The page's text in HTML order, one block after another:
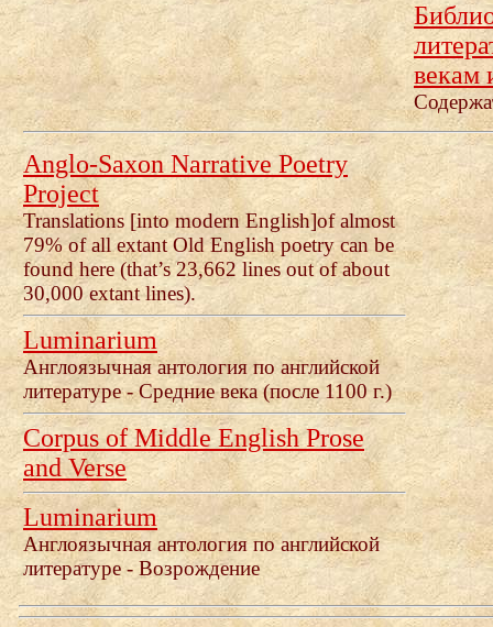
векам
Anglo-Saxon Narrative Poetry
Project
Translations [into modern English]of almost
79% of all extant Old English poetry can be
found here (that’s 23,662 lines out of about
30,000 extant lines).
Luminarium
Англоязычная антология по английской
литературе - Средние века (после 1100 г.)
Corpus of Middle English Prose
and Verse
Luminarium
Англоязычная антология по английской
литературе - Возрождение